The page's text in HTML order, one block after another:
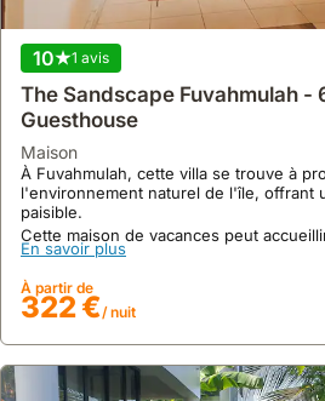
expérience
plus
personnalisée
avec
des
services
sur
mesure,
comme
un
chef
privé
ou
un
majordome.
10 1 avis
The Sandscape Fuvahmulah - 6 Bedroom
Guesthouse
maison
À Fuvahmulah, cette villa se trouve à
l'environnement naturel de l'île, offrant
paisible.
Cette maison de vacances peut
dispose d'un jardin luxuriant, d'une
réfrigérateur et de la climatisation pour
En savoir plus
À partir de
322 €/ nuit